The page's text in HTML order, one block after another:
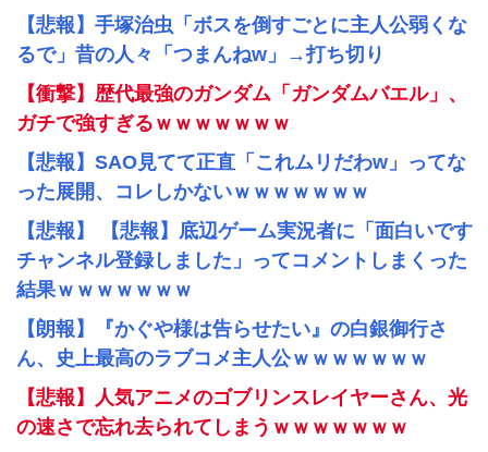
【悲報】手塚治虫「ボスを倒すごとに主人公弱くな
るで」昔の人々「つまんねw」→打ち切り
【衝撃】歴代最強のガンダム「ガンダムバエル」、
ガチで強すぎるｗｗｗｗｗｗｗ
【悲報】SAO見てて正直「これムリだわw」ってな
った展開、コレしかないｗｗｗｗｗｗｗ
【悲報】 【悲報】底辺ゲーム実況者に「面白いです
チャンネル登録しました」ってコメントしまくった
結果ｗｗｗｗｗｗｗ
【朗報】『かぐや様は告らせたい』の白銀御行さ
ん、史上最高のラブコメ主人公ｗｗｗｗｗｗｗ
【悲報】人気アニメのゴブリンスレイヤーさん、光
の速さで忘れ去られてしまうｗｗｗｗｗｗｗ